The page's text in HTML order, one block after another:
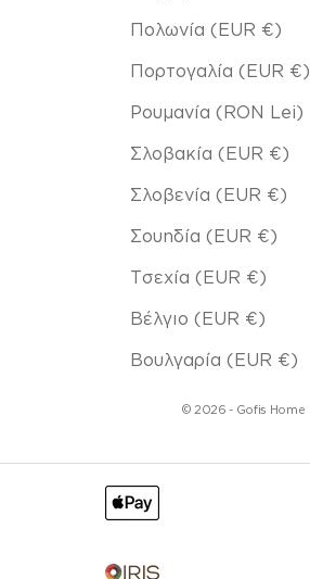
Πολωνία (EUR €)
Πορτογαλία (EUR €)
Ρουμανία (RON Lei)
Σλοβακία (EUR €)
Σλοβενία (EUR €)
Σουηδία (EUR €)
Τσεχία (EUR €)
Βέλγιο (EUR €)
Βουλγαρία (EUR €)
© 2026 - Gofis Home